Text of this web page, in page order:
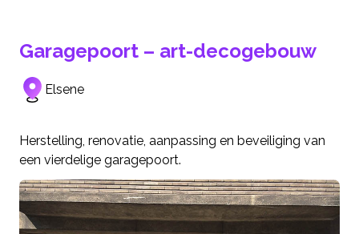
Garagepoort – art-decogebouw
Elsene
Herstelling, renovatie, aanpassing en beveiliging van
een vierdelige garagepoort.